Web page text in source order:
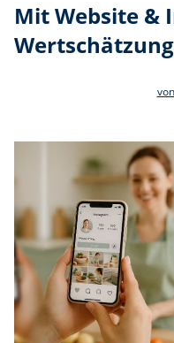
Mit Website &
Wertschätzung